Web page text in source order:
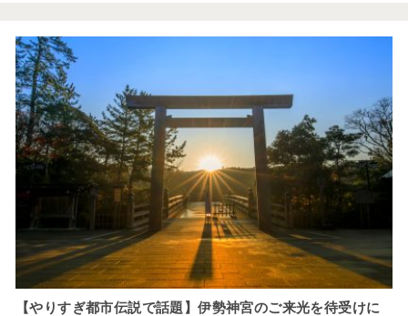
【やりすぎ都市伝説で話題】伊勢神宮のご来光を待受けに